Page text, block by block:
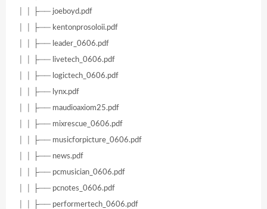
│ │ ├── joeboyd.pdf
│ │ ├── kentonprosoloii.pdf
│ │ ├── leader_0606.pdf
│ │ ├── livetech_0606.pdf
│ │ ├── logictech_0606.pdf
│ │ ├── lynx.pdf
│ │ ├── maudioaxiom25.pdf
│ │ ├── mixrescue_0606.pdf
│ │ ├── musicforpicture_0606.pdf
│ │ ├── news.pdf
│ │ ├── pcmusician_0606.pdf
│ │ ├── pcnotes_0606.pdf
│ │ ├── performertech_0606.pdf